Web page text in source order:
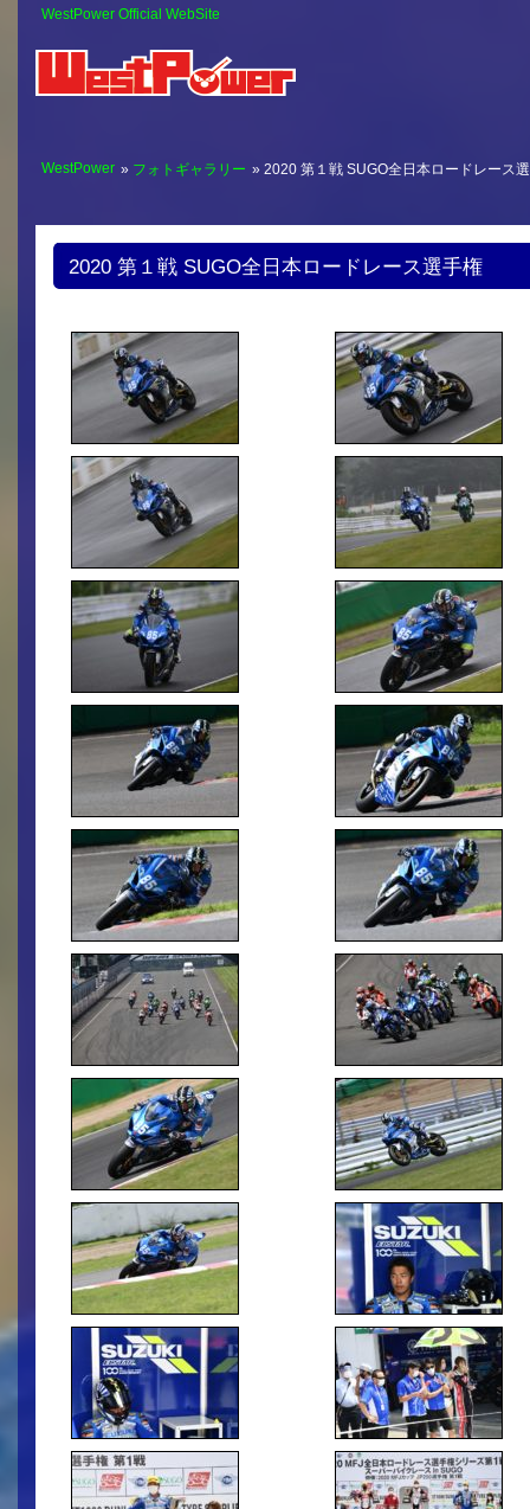
WestPower Official WebSite
WestPower » フォトギャラリー » 2020 第１戦 SUGO全日本ロードレース
2020 第１戦 SUGO全日本ロードレース選手権